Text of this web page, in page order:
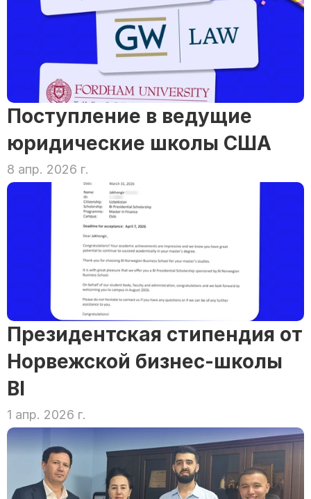
Поступление в ведущие
юридические школы США
8 апр. 2026 г.
Президентская стипендия от
Норвежской бизнес-школы
BI
1 апр. 2026 г.